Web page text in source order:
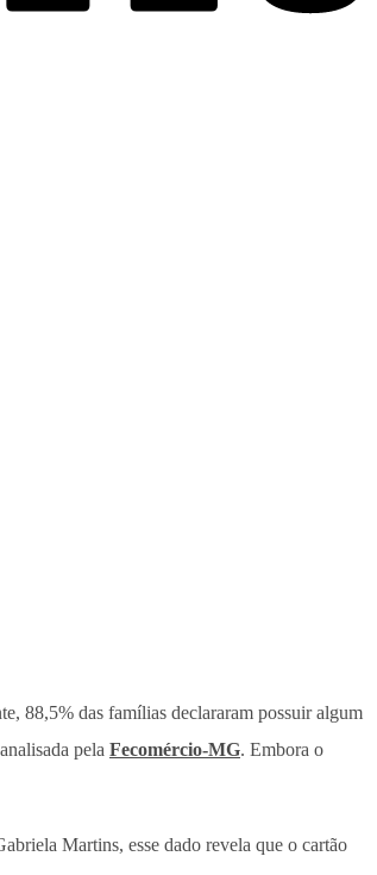
88,5% das famílias declararam possuir algum
pela Fecomércio-MG. Embora o
Martins, esse dado revela que o cartão